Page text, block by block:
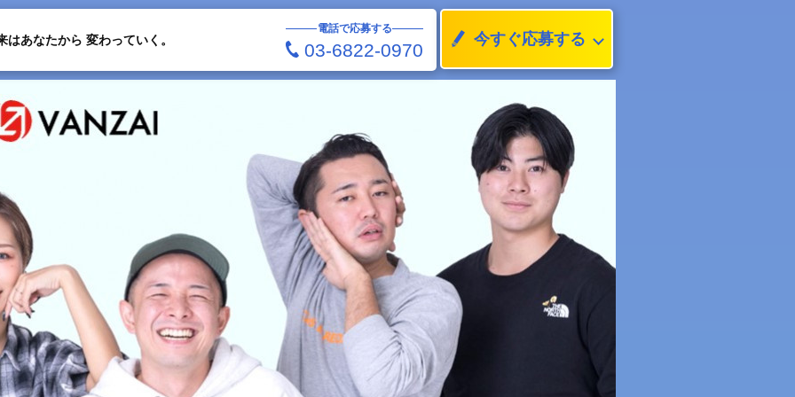
はあなたから 変わっていく。
電話で応募する
03-6822-0970
今すぐ応募する